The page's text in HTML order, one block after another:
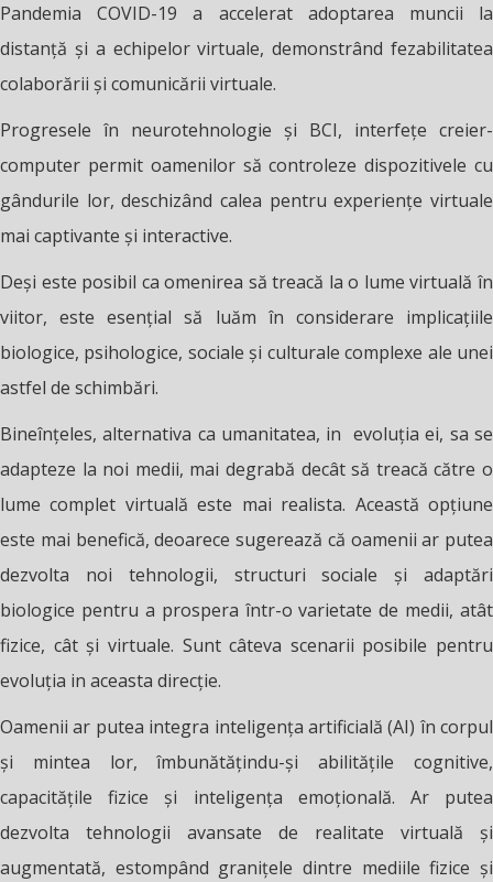
Pandemia COVID-19 a accelerat adoptarea muncii la
distanță și a echipelor virtuale, demonstrând fezabilitatea
colaborării și comunicării virtuale.
Progresele în neurotehnologie și BCI, interfețe creier-
computer permit oamenilor să controleze dispozitivele cu
gândurile lor, deschizând calea pentru experiențe virtuale
mai captivante și interactive.
Deși este posibil ca omenirea să treacă la o lume virtuală în
viitor, este esențial să luăm în considerare implicațiile
biologice, psihologice, sociale și culturale complexe ale unei
astfel de schimbări.
Bineînțeles, alternativa ca umanitatea, in evoluția ei, sa se
adapteze la noi medii, mai degrabă decât să treacă către o
lume complet virtuală este mai realista. Această opțiune
este mai benefică, deoarece sugerează că oamenii ar putea
dezvolta noi tehnologii, structuri sociale și adaptări
biologice pentru a prospera într-o varietate de medii, atât
fizice, cât și virtuale. Sunt câteva scenarii posibile pentru
evoluția in aceasta direcție.
Oamenii ar putea integra inteligența artificială (AI) în corpul
și mintea lor, îmbunătățindu-și abilitățile cognitive,
capacitățile fizice și inteligența emoțională. Ar putea
dezvolta tehnologii avansate de realitate virtuală și
augmentată, estompând granițele dintre mediile fizice și